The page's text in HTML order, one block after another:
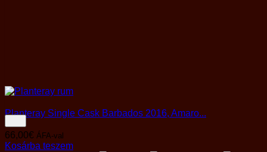
Planteray Single Cask Barbados 2016, Amaro...
66,00€ ÁFA-val
Kosárba teszem